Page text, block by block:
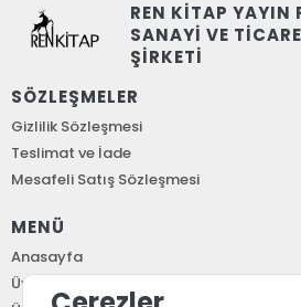
REN KİTAP YAYIN
SANAYİ VE
ŞİRKETİ
SÖZLEŞMELER
Gizlilik Sözleşmesi
Teslimat ve İade
Mesafeli Satış Sözleşmesi
MENÜ
Anasayfa
Üye Girişi